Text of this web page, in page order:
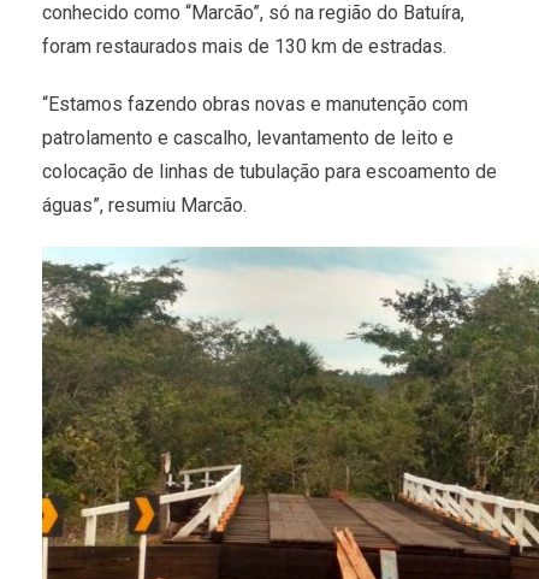
conhecido como “Marcão”, só na região do Batuíra,
foram restaurados mais de 130 km de estradas.
“Estamos fazendo obras novas e manutenção com
patrolamento e cascalho, levantamento de leito e
colocação de linhas de tubulação para escoamento de
águas”, resumiu Marcão.